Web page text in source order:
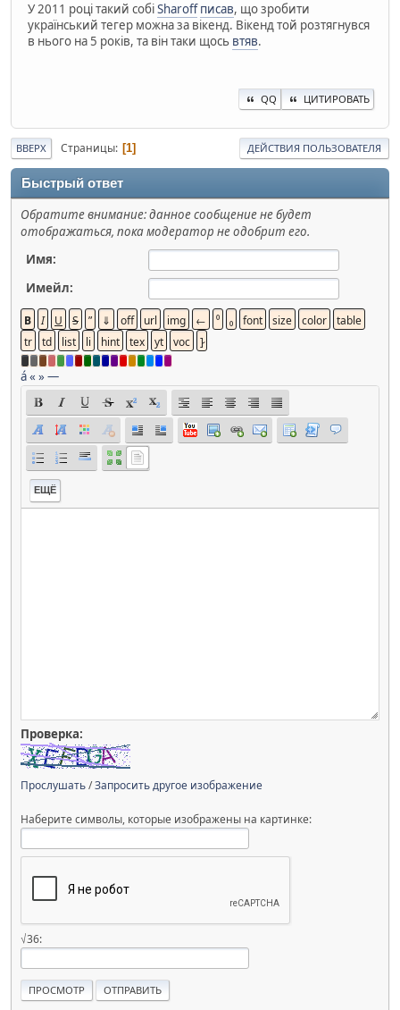
У 2011 році такий собіSharoff писав, що зробити
український тегер можна за вікенд. Вікенд той розтягнувся
в нього на 5 років, та він таки щось втяв.
QQ ЦИТИРОВАТЬ
ВВЕРХ Страницы 1 ДЕЙСТВИЯ ПОЛЬЗОВАТЕЛЯ
Быстрый ответ
Обратите внимание: данное сообщение не будет
отображаться, пока модератор не одобрит его.
Имя:
Имейл:
á« »—
ЕЩЁ
Проверка:
Прослушать/Запросить другое изображение
Наберите символы, которые изображены на картинке:
√36: